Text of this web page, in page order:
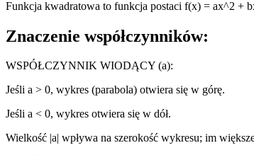
Funkcja kwadratowa to funkcja postaci f(x) = ax^2 +
Znaczenie współczynników:
WSPÓŁCZYNNIK WIODĄCY (a):
Jeśli a > 0, wykres (parabola) otwiera się w górę.
Jeśli a < 0, wykres otwiera się w dół.
Wielkość |a| wpływa na szerokość wykresu; im